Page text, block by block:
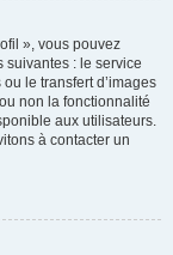
», vous pouvez
suivantes : le service
le transfert d’images
non la fonctionnalité
aux utilisateurs.
à contacter un